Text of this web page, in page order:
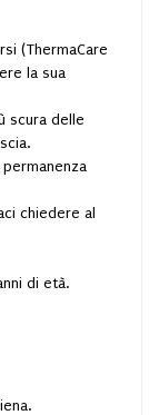
(ThermaCare
la sua
scura delle
chiedere al
di età.